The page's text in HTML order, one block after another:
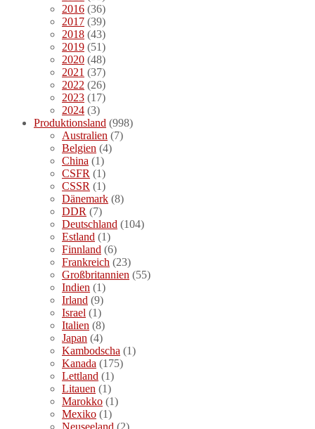
2016 (36)
2017 (39)
2018 (43)
2019 (51)
2020 (48)
2021 (37)
2022 (26)
2023 (17)
2024 (3)
Produktionsland (998)
Australien (7)
Belgien (4)
China (1)
CSFR (1)
CSSR (1)
Dänemark (8)
DDR (7)
Deutschland (104)
Estland (1)
Finnland (6)
Frankreich (23)
Großbritannien (55)
Indien (1)
Irland (9)
Israel (1)
Italien (8)
Japan (4)
Kambodscha (1)
Kanada (175)
Lettland (1)
Litauen (1)
Marokko (1)
Mexiko (1)
Neuseeland (2)